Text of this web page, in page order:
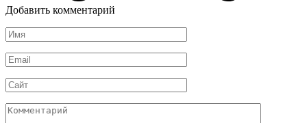
Добавить комментарий
Имя
*
Email
*
Сайт
Комментарий